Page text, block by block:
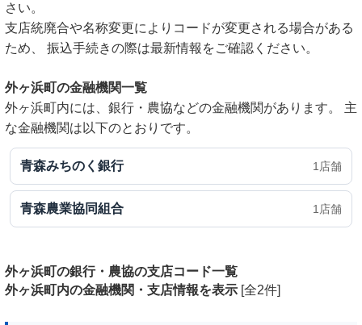
さい。
支店統廃合や名称変更によりコードが変更される場合がある
ため、 振込手続きの際は最新情報をご確認ください。
外ヶ浜町の金融機関一覧
外ヶ浜町内には、銀行・農協などの金融機関があります。 主
な金融機関は以下のとおりです。
青森みちのく銀行 1店舗
青森農業協同組合 1店舗
外ヶ浜町の銀行・農協の支店コード一覧
外ヶ浜町内の金融機関・支店情報を表示 [全2件]